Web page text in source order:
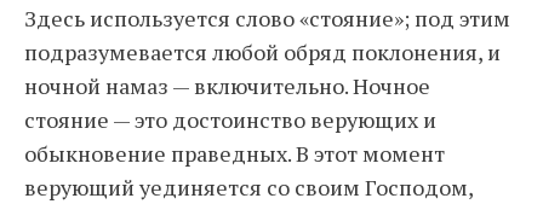
Здесь используется слово «стояние»; под этим
подразумевается любой обряд поклонения, и
ночной намаз — включительно. Ночное
стояние — это достоинство верующих и
обыкновение праведных. В этот момент
верующий уединяется со своим Господом,